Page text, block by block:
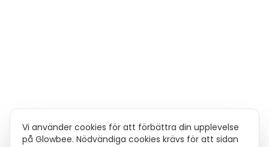
Vi använder cookies för att förbättra din upplevelse
på Glowbee. Nödvändiga cookies krävs för att sidan